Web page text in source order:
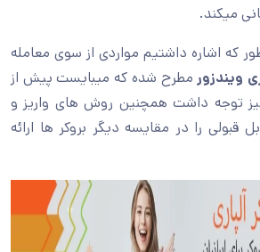
که اشاره داشتیم مواردی از سوی معامله
ویندزور مطرح شده که میبایست پیش از
توجه داشت همچنین روش های واریز و
قبولی را در مقایسه دیگر بروکر ها ارائه